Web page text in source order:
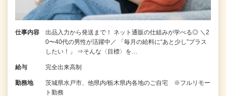
仕事内容
出品入力から発送まで！ ネット通販の仕組みが学べる◎ ＼2
0〜40代の男性が活躍中／ 「毎月の給料に“あと少し”プラス
したい！」 ⇒そんな〈目標〉を…
給与 完全出来高制
勤務地
茨城県水戸市、他県内/栃木県内各地のご自宅 ※フルリモー
ト勤務